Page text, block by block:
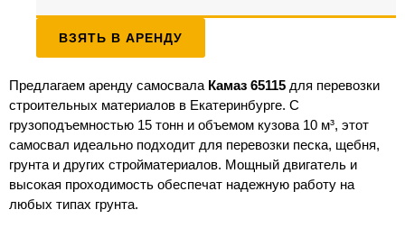
ВЗЯТЬ В АРЕНДУ
Предлагаем аренду самосвала Камаз 65115 для перевозки
строительных материалов в Екатеринбурге. С
грузоподъемностью 15 тонн и объемом кузова 10 м³, этот
самосвал идеально подходит для перевозки песка, щебня,
грунта и других стройматериалов. Мощный двигатель и
высокая проходимость обеспечат надежную работу на
любых типах грунта.